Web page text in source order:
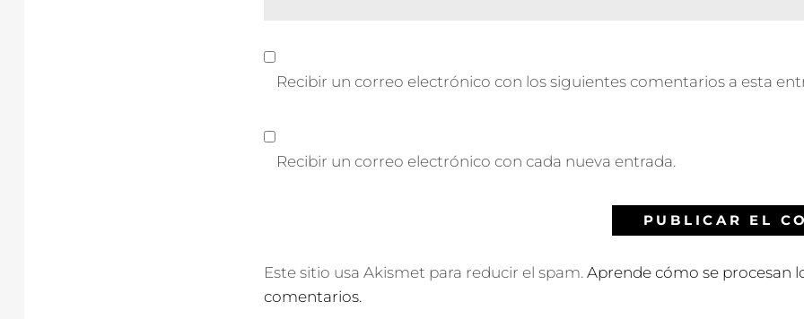
Recibir un correo electrónico con los siguientes comentarios a esta
Recibir un correo electrónico con cada nueva entrada.
Este sitio usa Akismet para reducir el spam. Aprende cómo se procesan
comentarios.